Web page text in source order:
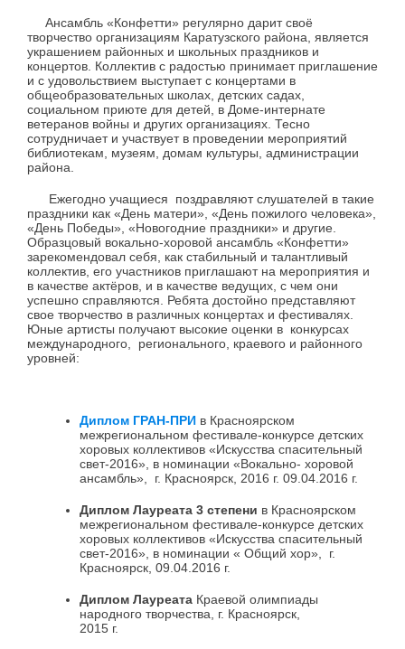
Ансамбль «Конфетти» регулярно дарит своё
творчество организациям Каратузского района, является
украшением районных и школьных праздников и
концертов. Коллектив с радостью принимает приглашение
и с удовольствием выступает с концертами в
общеобразовательных школах, детских садах,
социальном приюте для детей, в Доме-интернате
ветеранов войны и других организациях. Тесно
сотрудничает и участвует в проведении мероприятий
библиотекам, музеям, домам культуры, администрации
района.
Ежегодно учащиеся поздравляют слушателей в такие
праздники как «День матери», «День пожилого человека»,
«День Победы», «Новогодние праздники» и другие.
Образцовый вокально-хоровой ансамбль «Конфетти»
зарекомендовал себя, как стабильный и талантливый
коллектив, его участников приглашают на мероприятия и
в качестве актёров, и в качестве ведущих, с чем они
успешно справляются. Ребята достойно представляют
свое творчество в различных концертах и фестивалях.
Юные артисты получают высокие оценки в конкурсах
международного, регионального, краевого и районного
уровней:
Диплом ГРАН-ПРИв Красноярском
межрегиональном фестивале-конкурсе детских
хоровых коллективов «Искусства спасительный
свет-2016», в номинации «Вокально- хоровой
ансамбль», г. Красноярск, 2016 г. 09.04.2016 г.
Диплом Лауреата 3 степени в Красноярском
межрегиональном фестивале-конкурсе детских
хоровых коллективов «Искусства спасительный
свет-2016», в номинации « Общий хор», г.
Красноярск, 09.04.2016 г.
Диплом Лауреата Краевой олимпиады
народного творчества, г. Красноярск,
2015 г.